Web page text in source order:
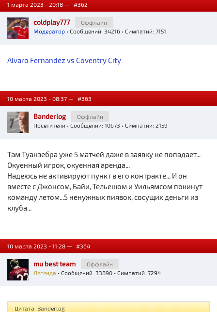
1 марта 2023 - 20:18 — #362
coldplay777
Оффлайн
Модератор • Сообщений: 34216 • Симпатий: 7151
Alvaro Fernandez vs Coventry City
10 марта 2023 - 08:37 — #363
Banderlog
Оффлайн
Посетители • Сообщений: 10673 • Симпатий: 2159
Там Туанзебра уже 5 матчей даже в заявку не попадает...
Окуенный игрок, окуенная аренда...
Надеюсь не активируют пункт в его контракте... И он
вместе с Джонсом, Байи, Тельешом и Уильямсом покинут
команду летом...5 ненужных пиявок, сосущих деньги из
клуба...
10 марта 2023 - 11:28 — #364
mu best team
Оффлайн
Легенда • Сообщений: 33890 • Симпатий: 7294
Цитата: Banderlog